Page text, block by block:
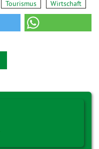
Tourismus Wirtschaft